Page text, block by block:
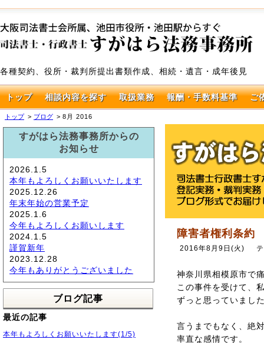
各種契約、役所・裁判所提出書類作成、相続・遺言・成年後見
トップ 相談内容を探す 取扱業務 報酬・手数料基準 ご
トップ ブログ 8月 2016
障害者権利条約
2016年8月9日(火)
神奈川県相模原市で
この事件を受けて、
ずっと思っていまし
言うまでもなく、絶
率直な感情です。
すがはら法務事務所からの
お知らせ
2026.1.5
本年もよろしくお願いいたします
2025.12.26
年末年始の営業予定
2025.1.6
今年もよろしくお願いします
2024.1.5
謹賀新年
2023.12.28
今年もありがとうございました
ブログ記事
最近の記事
本年もよろしくお願いいたします(1/5)